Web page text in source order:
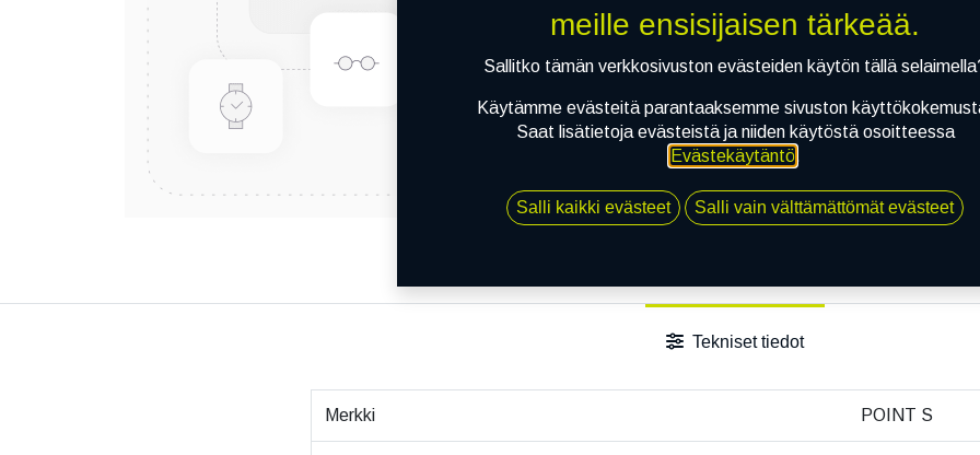
Tekniset tiedot
Merkki POINT S
meille ensisijaisen tärkeää.
Sallitko tämän verkkosivuston evästeiden käytön tällä
Käytämme evästeitä parantaaksemme sivuston
Saat lisätietoja evästeistä ja niiden käytöstä osoitteessa
Evästekäytäntö.
Salli kaikki evästeet Salli vain välttämättömät evästeet